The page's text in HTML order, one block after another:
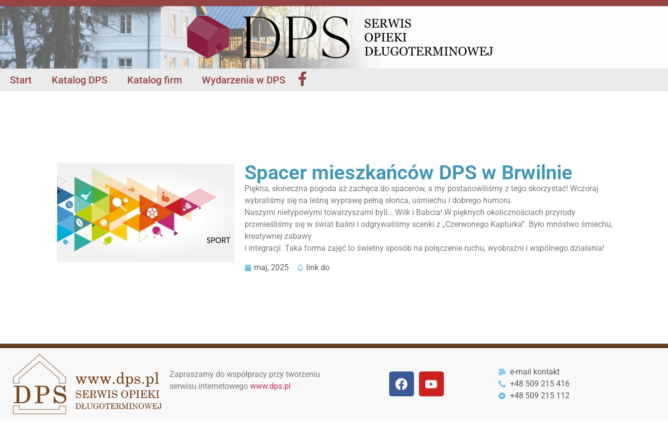
Start Katalog DPS Katalog firm Wydarzenia w DPS
Spacer mieszkańców DPS w Brwilnie
Piękna, słoneczna pogoda aż zachęca do spacerów, a my postanowiliśmy z tego skorzystać! Wczoraj
wybraliśmy się na leśną wyprawę pełną słońca, uśmiechu i dobrego humoru.
Naszymi nietypowymi towarzyszami byli… Wilk i Babcia! W pięknych okolicznościach przyrody
przenieśliśmy się w świat baśni i odgrywaliśmy scenki z „Czerwonego Kapturka”. Było mnóstwo śmiechu,
kreatywnej zabawy
i integracji. Taka forma zajęć to świetny sposób na połączenie ruchu, wyobraźni i wspólnego działania!
maj, 2025 link do
Zapraszamy do współpracy przy tworzeniu
serwisu internetowego www.dps.pl
e-mail kontakt
+48 509 215 416
+48 509 215 112